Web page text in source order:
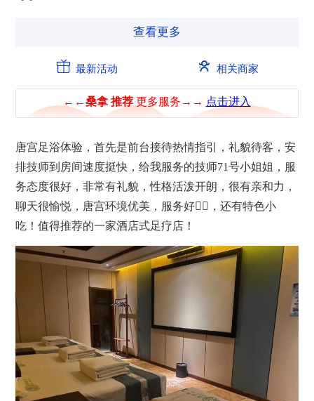
查看更多
最新活动 相关商家
唐宫足浴体验，首先是前台接待热情指引，礼貌待客，安
排技师到房间速度挺快，给我服务的技师71号小姐姐，服
务态度很好，非常有礼貌，性格活泼开朗，很有亲和力，
聊天很愉悦，唐宫环境优美，服务好👌🏻，还有特色小
吃！值得推荐的一家酒店式足疗店！